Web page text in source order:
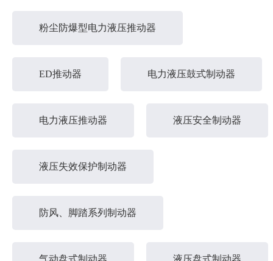
粉尘防爆型电力液压推动器
ED推动器 电力液压鼓式制动器
电力液压推动器 液压安全制动器
液压失效保护制动器
防风、脚踏系列制动器